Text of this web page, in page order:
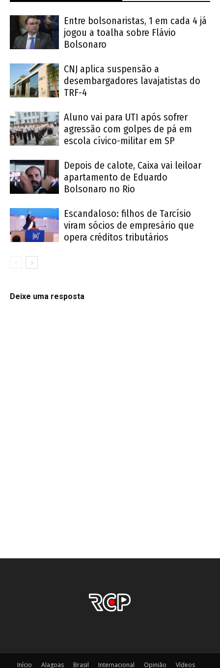
Entre bolsonaristas, 1 em cada 4 já
jogou a toalha sobre Flávio
Bolsonaro
CNJ aplica suspensão a
desembargadores lavajatistas do
TRF-4
Aluno vai para UTI após sofrer
agressão com golpes de pá em
escola cívico-militar em SP
Depois de calote, Caixa vai leiloar
apartamento de Eduardo
Bolsonaro no Rio
Escandaloso: filhos de Tarcísio
viram sócios de empresário que
opera créditos tributários
Deixe uma resposta
Início Alagoas Brasil Internacional Opinião Vídeos